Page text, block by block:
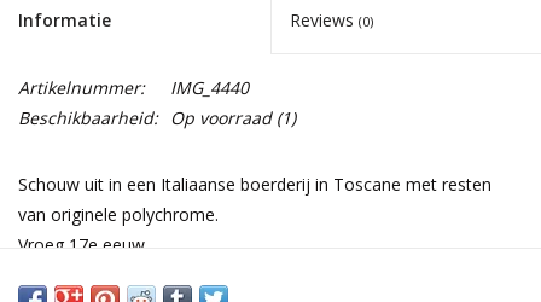
Informatie Reviews (0)
Artikelnummer:
IMG_4440
Beschikbaarheid: Op voorraad(1)
Schouw uit in een Italiaanse boerderij in Toscane met resten
van originele polychrome.
Vroeg 17e eeuw.